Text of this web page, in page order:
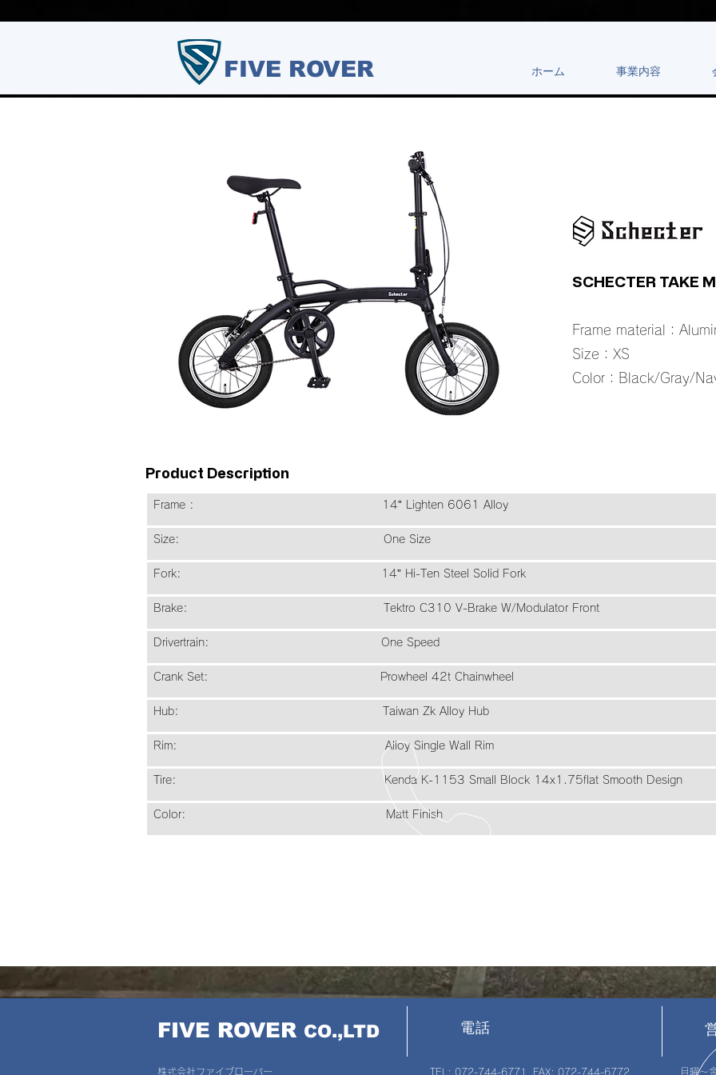
FIVE ROVER​ ホーム 事業内容
Product Description
SCHECTER TAKE
Frame material：
Size：XS
​Color：Black/Gray/
Frame : 14” Lighten 6061 Alloy
Size: One Size
Fork: 14” Hi-Ten Steel Solid Fork
Brake: Tektro C310 V-Brake W/Modulator Front
Drivertrain: One Speed
Crank Set: Prowheel 42t Chainwheel
Hub: Taiwan Zk Alloy Hub
Rim: Alloy Single Wall Rim
Tire: Kenda K-1153 Small Block 14x1.75flat Smooth Design
Color: Matt Finish
​FIVE ROVER CO.,LTD 電話
株式会社ファイブローバー TEL: 072-744-6771 FAX: 072-744-6772 月曜〜